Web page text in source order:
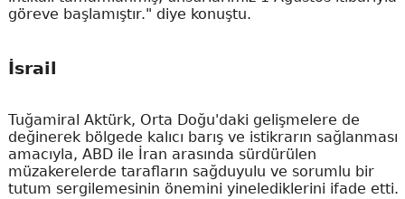
göreve başlamıştır." diye konuştu.
İsrail
Tuğamiral Aktürk, Orta Doğu'daki gelişmelere de
değinerek bölgede kalıcı barış ve istikrarın sağlanması
amacıyla, ABD ile İran arasında sürdürülen
müzakerelerde tarafların sağduyulu ve sorumlu bir
tutum sergilemesinin önemini yinelediklerini ifade etti.